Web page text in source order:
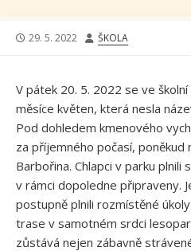
PUBLISHED
29. 5. 2022 AUTHOR
ŠKOLA
V pátek 20. 5. 2022 se ve
měsíce květen, která nesla
Pod dohledem kmenového
za příjemného počasí, poněkud
Barbořina. Chlapci v parku
v rámci dopoledne připraveny.
postupně plnili rozmístěné
trase v samotném srdci
zůstává nejen zábavně